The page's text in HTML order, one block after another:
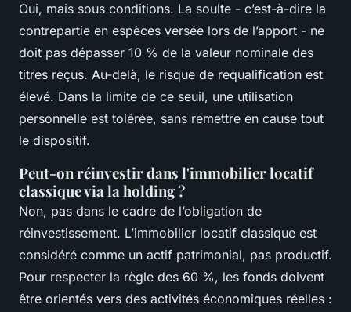
Oui, mais sous conditions. La soulte - c’est-à-dire la
contrepartie en espèces versée lors de l’apport - ne
doit pas dépasser 10 % de la valeur nominale des
titres reçus. Au-delà, le risque de requalification est
élevé. Dans la limite de ce seuil, une utilisation
personnelle est tolérée, sans remettre en cause tout
le dispositif.
Peut-on réinvestir dans l'immobilier locatif
classique via la holding ?
Non, pas dans le cadre de l’obligation de
réinvestissement. L’immobilier locatif classique est
considéré comme un actif patrimonial, pas productif.
Pour respecter la règle des 60 %, les fonds doivent
être orientés vers des activités économiques réelles :